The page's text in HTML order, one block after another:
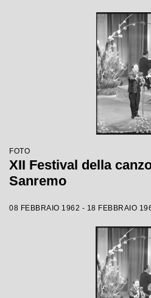
FOTO
XII Festival della
Sanremo
08 FEBBRAIO 1962 - 18 FEBBRAIO